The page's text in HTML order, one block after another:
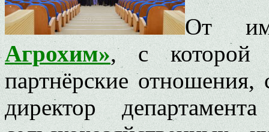
От
Агрохим», с которой
партнёрские отношения,
директор